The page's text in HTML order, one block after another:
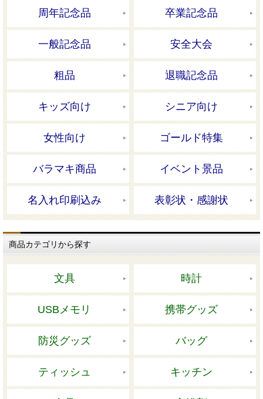
周年記念品 卒業記念品
一般記念品 安全大会
粗品 退職記念品
キッズ向け シニア向け
女性向け ゴールド特集
バラマキ商品 イベント景品
名入れ印刷込み 表彰状・感謝状
商品カテゴリから探す
文具 時計
USBメモリ 携帯グッズ
防災グッズ バッグ
ティッシュ キッチン